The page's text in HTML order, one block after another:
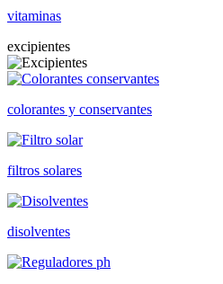
vitaminas
excipientes
colorantes y conservantes
filtros solares
disolventes